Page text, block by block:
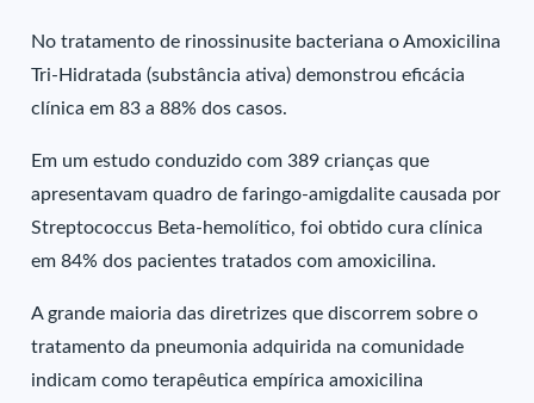
No tratamento de rinossinusite bacteriana o Amoxicilina
Tri-Hidratada (substância ativa) demonstrou eficácia
clínica em 83 a 88% dos casos.
Em um estudo conduzido com 389 crianças que
apresentavam quadro de faringo-amigdalite causada por
Streptococcus Beta-hemolítico, foi obtido cura clínica
em 84% dos pacientes tratados com amoxicilina.
A grande maioria das diretrizes que discorrem sobre o
tratamento da pneumonia adquirida na comunidade
indicam como terapêutica empírica amoxicilina